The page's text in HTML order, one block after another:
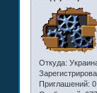
Откуда:
Приглашений: 0